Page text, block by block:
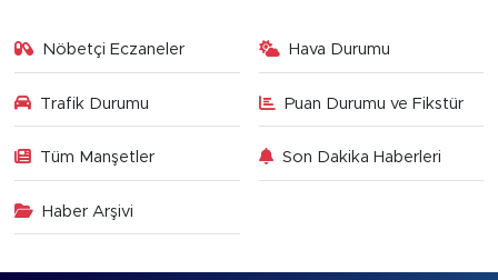
Nöbetçi Eczaneler Hava Durumu
Trafik Durumu Puan Durumu ve Fikstür
Tüm Manşetler Son Dakika Haberleri
Haber Arşivi